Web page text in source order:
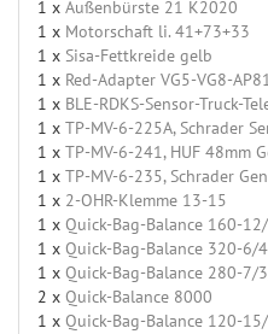
1 x Außenbürste 21 K2020
1 x Motorschaft li. 41+73+33
1 x Sisa-Fettkreide gelb
1 x Red-Adapter VG5-VG8-
1 x BLE-RDKS-Sensor-Truck-
1 x TP-MV-6-225A, Schrader
1 x TP-MV-6-241, HUF 48mm
1 x TP-MV-6-235, Schrader
1 x 2-OHR-Klemme 13-15
1 x Quick-Bag-Balance 160-
1 x Quick-Bag-Balance 320-6/
1 x Quick-Bag-Balance 280-7/
2 x Quick-Balance 8000
1 x Quick-Bag-Balance 120-